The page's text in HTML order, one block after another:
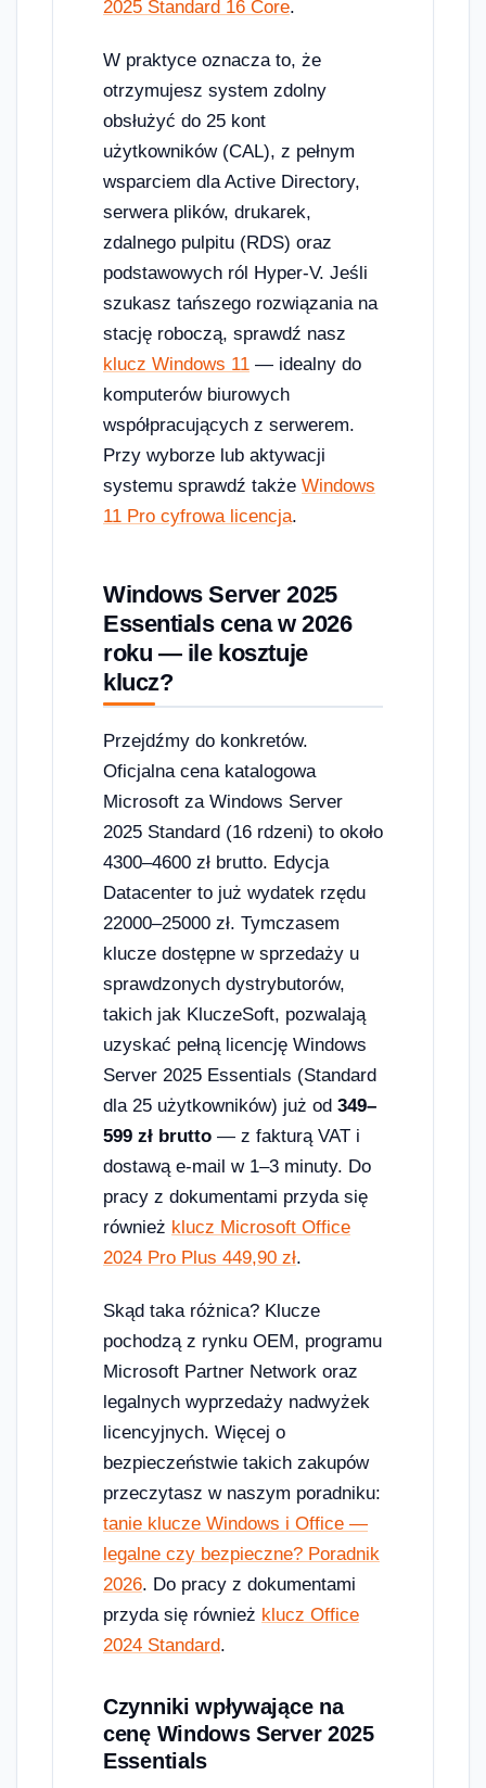
2025 Standard 16 Core.
W praktyce oznacza to, że
otrzymujesz system zdolny
obsłużyć do 25 kont
użytkowników (CAL), z pełnym
wsparciem dla Active Directory,
serwera plików, drukarek,
zdalnego pulpitu (RDS) oraz
podstawowych ról Hyper-V. Jeśli
szukasz tańszego rozwiązania na
stację roboczą, sprawdź nasz
klucz Windows 11 — idealny do
komputerów biurowych
współpracujących z serwerem.
Przy wyborze lub aktywacji
systemu sprawdź także Windows
11 Pro cyfrowa licencja.
Windows Server 2025
Essentials cena w 2026
roku — ile kosztuje
klucz?
Przejdźmy do konkretów.
Oficjalna cena katalogowa
Microsoft za Windows Server
2025 Standard (16 rdzeni) to około
4300–4600 zł brutto. Edycja
Datacenter to już wydatek rzędu
22000–25000 zł. Tymczasem
klucze dostępne w sprzedaży u
sprawdzonych dystrybutorów,
takich jak KluczeSoft, pozwalają
uzyskać pełną licencję Windows
Server 2025 Essentials (Standard
dla 25 użytkowników) już od 349–
599 zł brutto — z fakturą VAT i
dostawą e-mail w 1–3 minuty. Do
pracy z dokumentami przyda się
również klucz Microsoft Office
2024 Pro Plus 449,90 zł.
Skąd taka różnica? Klucze
pochodzą z rynku OEM, programu
Microsoft Partner Network oraz
legalnych wyprzedaży nadwyżek
licencyjnych. Więcej o
bezpieczeństwie takich zakupów
przeczytasz w naszym poradniku:
tanie klucze Windows i Office —
legalne czy bezpieczne? Poradnik
2026. Do pracy z dokumentami
przyda się również klucz Office
2024 Standard.
Czynniki wpływające na
cenę Windows Server 2025
Essentials